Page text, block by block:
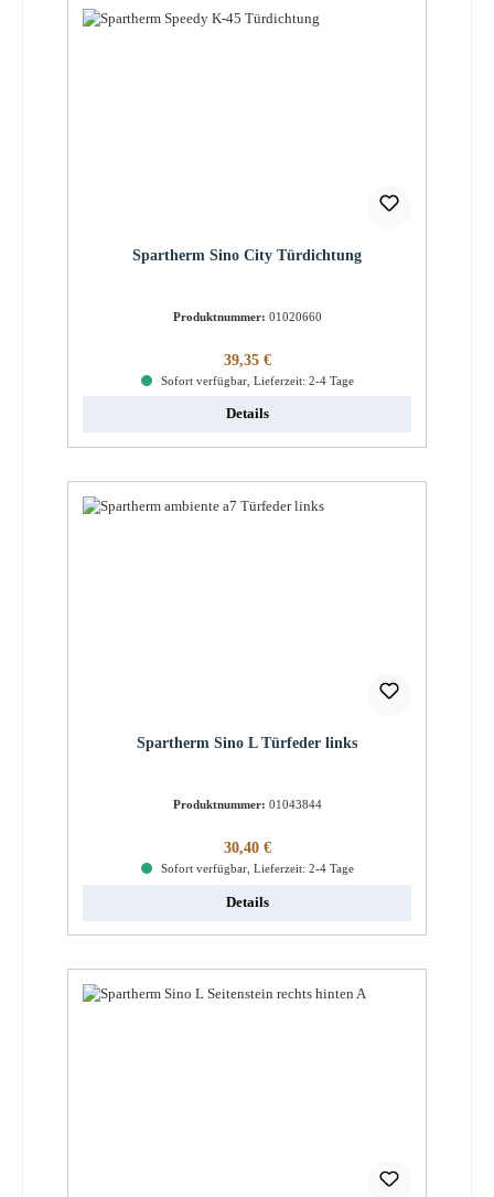
Spartherm Sino City Türdichtung
Produktnummer: 01020660
Regulärer Preis:
39,35 €
Sofort verfügbar, Lieferzeit: 2-4 Tage
Details
Spartherm Sino L Türfeder links
Produktnummer: 01043844
Regulärer Preis:
30,40 €
Sofort verfügbar, Lieferzeit: 2-4 Tage
Details